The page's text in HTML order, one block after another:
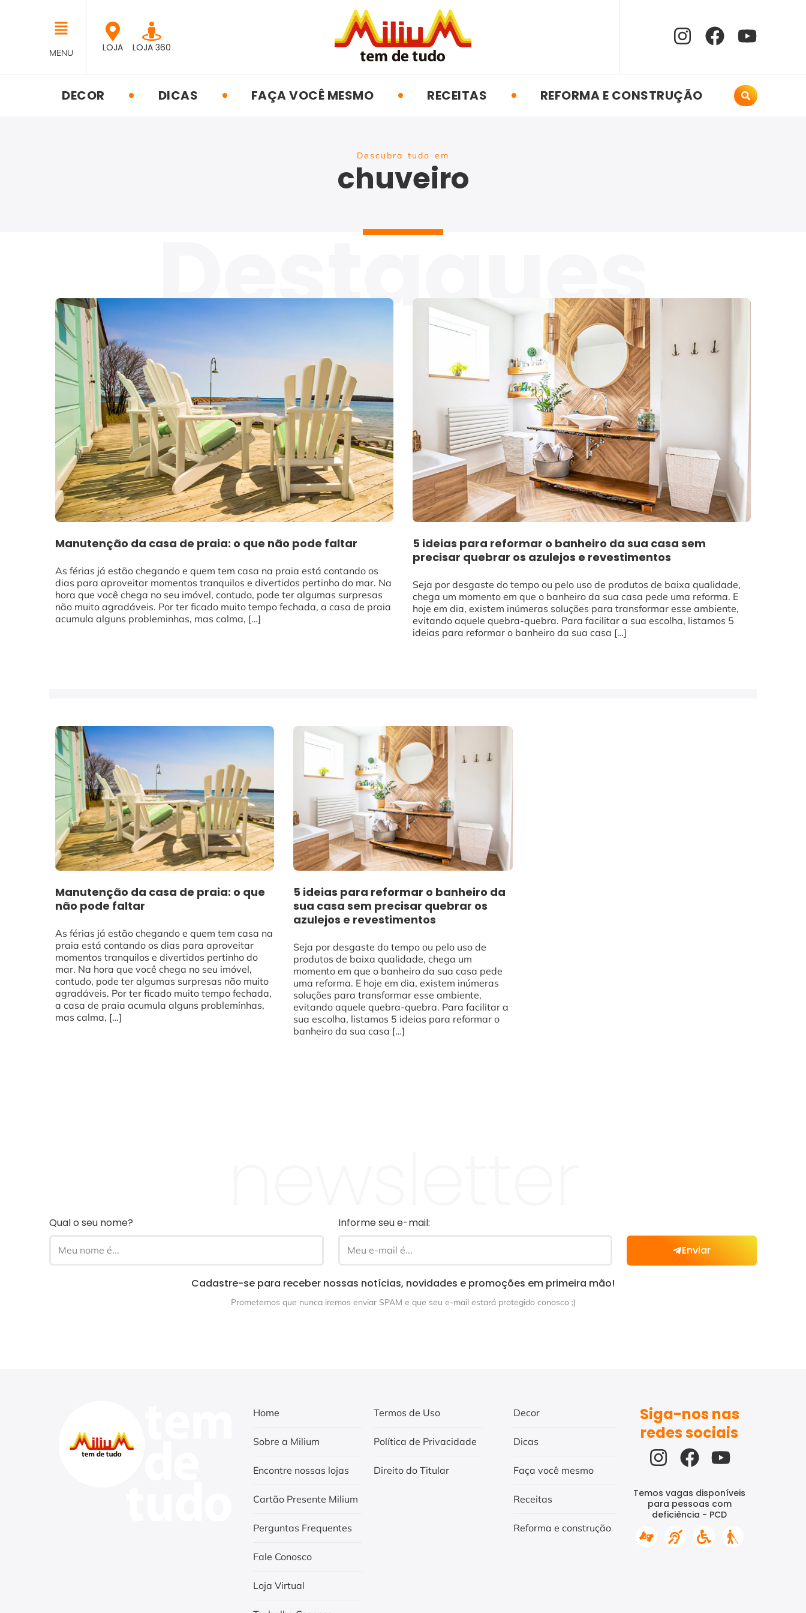
MENU LOJA LOJA 360
DECOR DICAS FAÇA VOCÊ MESMO RECEITAS REFORMA E CONSTRUÇÃO
Descubra tudo em
chuveiro
Manutenção da casa de praia: o que não pode faltar
As férias já estão chegando e quem tem casa na praia está contando os
dias para aproveitar momentos tranquilos e divertidos pertinho do mar. Na
hora que você chega no seu imóvel, contudo, pode ter algumas surpresas
não muito agradáveis. Por ter ficado muito tempo fechada, a casa de praia
acumula alguns probleminhas, mas calma, […]
5 ideias para reformar o banheiro da sua casa sem
precisar quebrar os azulejos e revestimentos
Seja por desgaste do tempo ou pelo uso de produtos de baixa qualidade,
chega um momento em que o banheiro da sua casa pede uma reforma. E
hoje em dia, existem inúmeras soluções para transformar esse ambiente,
evitando aquele quebra-quebra. Para facilitar a sua escolha, listamos 5
ideias para reformar o banheiro da sua casa […]
Manutenção da casa de praia: o que
não pode faltar
As férias já estão chegando e quem tem casa na
praia está contando os dias para aproveitar
momentos tranquilos e divertidos pertinho do
mar. Na hora que você chega no seu imóvel,
contudo, pode ter algumas surpresas não muito
agradáveis. Por ter ficado muito tempo fechada,
a casa de praia acumula alguns probleminhas,
mas calma, […]
5 ideias para reformar o banheiro da
sua casa sem precisar quebrar os
azulejos e revestimentos
Seja por desgaste do tempo ou pelo uso de
produtos de baixa qualidade, chega um
momento em que o banheiro da sua casa pede
uma reforma. E hoje em dia, existem inúmeras
soluções para transformar esse ambiente,
evitando aquele quebra-quebra. Para facilitar a
sua escolha, listamos 5 ideias para reformar o
banheiro da sua casa […]
Qual o seu nome?
Informe seu e-mail:
Enviar
Cadastre-se para receber nossas notícias, novidades e promoções em primeira mão!
Prometemos que nunca iremos enviar SPAM e que seu e-mail estará protegido conosco ;)
Home
Sobre a Milium
Encontre nossas lojas
Cartão Presente Milium
Perguntas Frequentes
Fale Conosco
Loja Virtual
Termos de Uso
Política de Privacidade
Direito do Titular
Decor
Dicas
Faça você mesmo
Receitas
Reforma e construção
Siga-nos nas
redes sociais
Temos vagas disponíveis
para pessoas com
deficiência - PCD